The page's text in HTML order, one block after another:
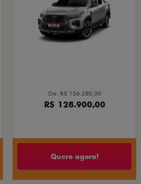
De: R$ 156.280,00
R$ 128.900,00
Quero agora!